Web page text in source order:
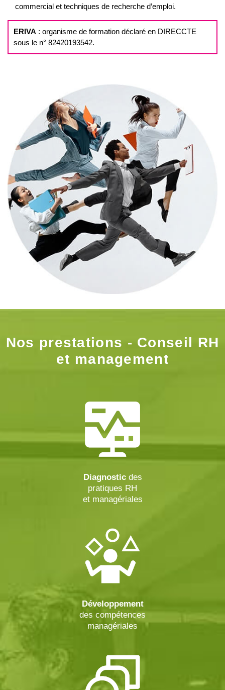
commercial et techniques de recherche d’emploi.
ERIVA : organisme de formation déclaré en DIRECCTE
sous le n° 82420193542.
Nos prestations - Conseil RH
et management
Diagnosticdes
pratiques RH
et managériales
Développement
des compétences
managériales